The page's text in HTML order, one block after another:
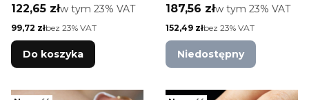
Cena brutto
122,65 złw tym %s VAT
w tym 23% VAT
Cena netto
99,72 złbez 23% VAT
Do koszyka
Cena brutto
187,56 złw tym %s VAT
w tym 23% VAT
Cena netto
152,49 złbez 23% VAT
Niedostępny